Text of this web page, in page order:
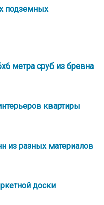
подземных
метра сруб из бревна
квартиры
из разных материалов
доски